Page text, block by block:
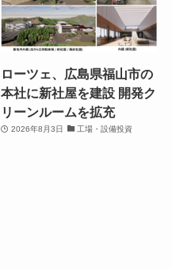
ローツェ、広島県福山市の
本社に新社屋を建設 開発ク
リーンルームを拡充
2026年8月3日 工場・設備投資